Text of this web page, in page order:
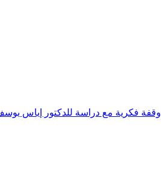
وقفة فكرية مع دراسة للدكتور إياس